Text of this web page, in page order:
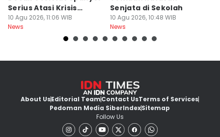
Serius Atasi Krisis
Migrasi
10 Agu 2026, 11:06 WIB
News
Senjata di Sekolah
10 Agu 2026, 10:48 WIB
News
About UsEditorial TeamContact UsTerms of Services
Pedoman Media SiberIndexSitemap
Follow Us